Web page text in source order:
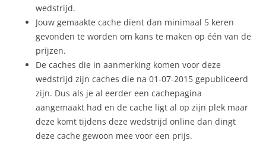
wedstrijd.
Jouw gemaakte cache dient dan minimaal 5 keren
gevonden te worden om kans te maken op één van de
prijzen.
De caches die in aanmerking komen voor deze
wedstrijd zijn caches die na 01-07-2015 gepubliceerd
zijn. Dus als je al eerder een cachepagina
aangemaakt had en de cache ligt al op zijn plek maar
deze komt tijdens deze wedstrijd online dan dingt
deze cache gewoon mee voor een prijs.